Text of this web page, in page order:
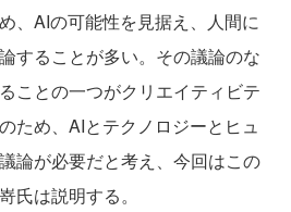
、AIの可能性を見据え、人間に
することが多い。その議論のな
ことの一つがクリエイティビテ
ため、AIとテクノロジーとヒュ
論が必要だと考え、今回はこの
氏は説明する。